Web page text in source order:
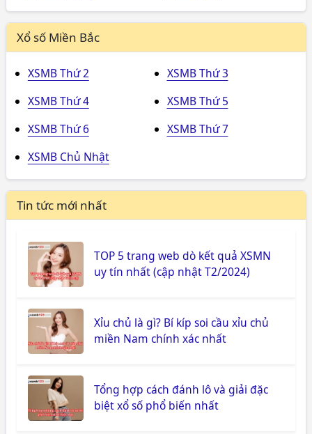
Xổ số Miền Bắc
XSMB Thứ 2
XSMB Thứ 3
XSMB Thứ 4
XSMB Thứ 5
XSMB Thứ 6
XSMB Thứ 7
XSMB Chủ Nhật
Tin tức mới nhất
TOP 5 trang web dò kết quả XSMN
uy tín nhất (cập nhật T2/2024)
Xỉu chủ là gì? Bí kíp soi cầu xỉu chủ
miền Nam chính xác nhất
Tổng hợp cách đánh lô và giải đặc
biệt xổ số phổ biến nhất